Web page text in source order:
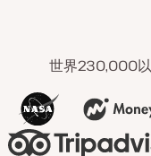
世界230,000